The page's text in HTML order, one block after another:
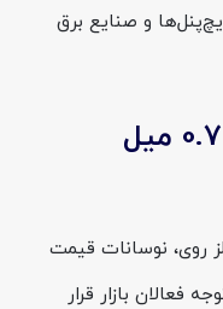
و صنایع برق
قیمت روز ورق گالوانیزه 0.7 میل
روی، نوسانات قیمت
فعالان بازار قرار